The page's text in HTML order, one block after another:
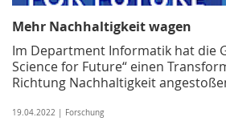
Mehr Nachhaltigkeit wagen
Im Department Informatik hat die
Science for Future“ einen
Richtung Nachhaltigkeit
19.04.2022 | Forschung